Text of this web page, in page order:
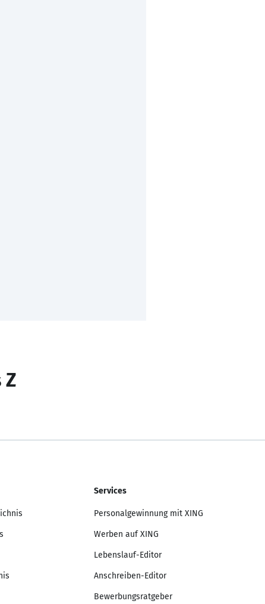
Z
Services
Personalgewinnung mit XING
Werben auf XING
Lebenslauf-Editor
Anschreiben-Editor
Bewerbungsratgeber